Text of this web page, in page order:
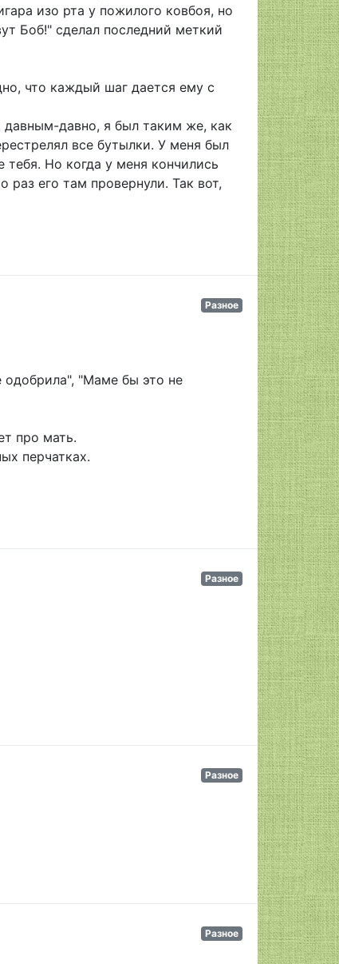
изо рта у пожилого ковбоя, но
Боб!" сделал последний меткий
что каждый шаг дается ему с
давно, я был таким же, как
все бутылки. У меня был
Но когда у меня кончились
его там провернули. Так вот,
Разное
"Маме бы это не
про мать.
перчатках.
Разное
Разное
Разное